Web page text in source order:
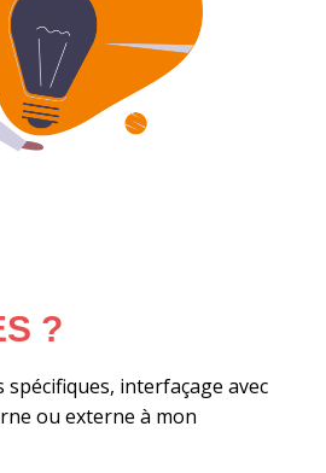
?
spécifiques, interfaçage avec
ou externe à mon